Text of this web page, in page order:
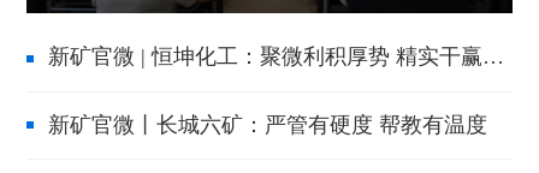
新矿官微 | 恒坤化工：聚微利积厚势 精实干赢过半
新矿官微丨长城六矿：严管有硬度 帮教有温度